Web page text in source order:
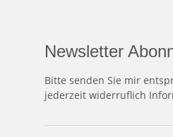
Newsletter
Bitte senden Sie mir
jederzeit widerruflich